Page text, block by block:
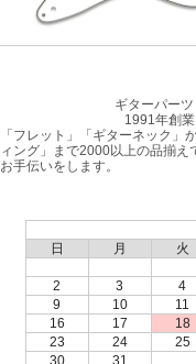
ギターパー
1991年創
「フレット」「ギターネック
ィング」まで2000以上の品揃
お手伝いをします。
日
月 火
2
3 4
9
10 11
16
17 18
23
24 25